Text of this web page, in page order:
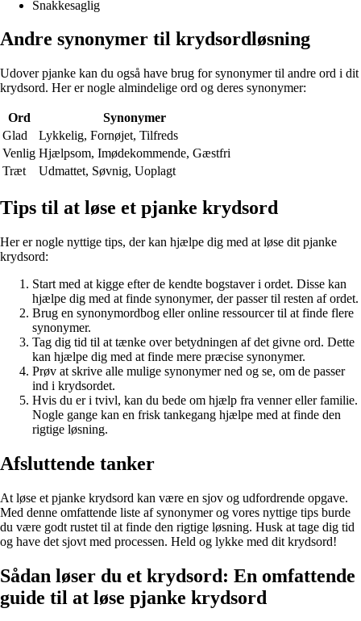
Snakkesaglig
Andre synonymer til krydsordløsning
Udover pjanke kan du også have brug for synonymer til andre ord i dit
krydsord. Her er nogle almindelige ord og deres synonymer:
Ord
Synonymer
Glad
Lykkelig, Fornøjet, Tilfreds
Venlig Hjælpsom, Imødekommende, Gæstfri
Træt
Udmattet, Søvnig, Uoplagt
Tips til at løse et pjanke krydsord
Her er nogle nyttige tips, der kan hjælpe dig med at løse dit pjanke
krydsord:
Start med at kigge efter de kendte bogstaver i ordet. Disse kan
hjælpe dig med at finde synonymer, der passer til resten af ordet.
Brug en synonymordbog eller online ressourcer til at finde flere
synonymer.
Tag dig tid til at tænke over betydningen af det givne ord. Dette
kan hjælpe dig med at finde mere præcise synonymer.
Prøv at skrive alle mulige synonymer ned og se, om de passer
ind i krydsordet.
Hvis du er i tvivl, kan du bede om hjælp fra venner eller familie.
Nogle gange kan en frisk tankegang hjælpe med at finde den
rigtige løsning.
Afsluttende tanker
At løse et pjanke krydsord kan være en sjov og udfordrende opgave.
Med denne omfattende liste af synonymer og vores nyttige tips burde
du være godt rustet til at finde den rigtige løsning. Husk at tage dig tid
og have det sjovt med processen. Held og lykke med dit krydsord!
Sådan løser du et krydsord: En omfattende
guide til at løse pjanke krydsord